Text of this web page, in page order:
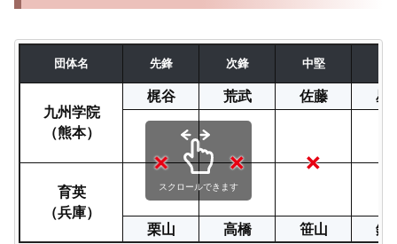
団体名 先鋒 次鋒 中堅
九州学院
（熊本）
梶谷 荒武 佐藤 星
育英
（兵庫）
栗山
高橋 笹山 鈴
スクロールできます